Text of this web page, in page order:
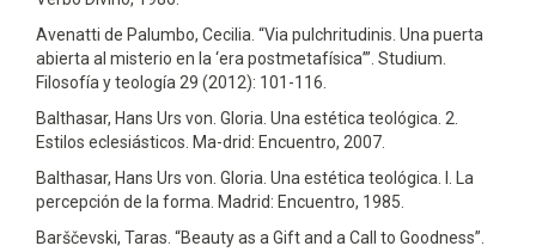
Avenatti de Palumbo, Cecilia. “Via pulchritudinis. Una puerta
abierta al misterio en la ‘era postmetafísica’”. Studium.
Filosofía y teología 29 (2012): 101-116.
Balthasar, Hans Urs von. Gloria. Una estética teológica. 2.
Estilos eclesiásticos. Ma-drid: Encuentro, 2007.
Balthasar, Hans Urs von. Gloria. Una estética teológica. I. La
percepción de la forma. Madrid: Encuentro, 1985.
Barščevski, Taras. “Beauty as a Gift and a Call to Goodness”.